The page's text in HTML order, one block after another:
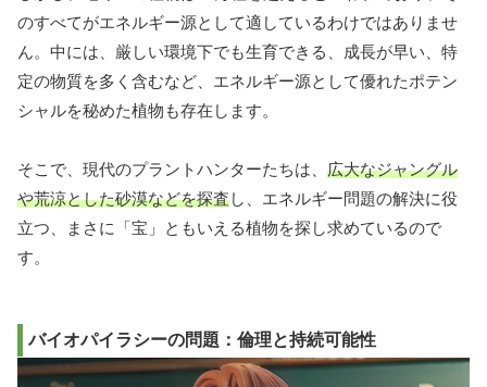
のすべてがエネルギー源として適しているわけではありませ
ん。中には、厳しい環境下でも生育できる、成長が早い、特
定の物質を多く含むなど、エネルギー源として優れたポテン
シャルを秘めた植物も存在します。
そこで、現代のプラントハンターたちは、 広大なジャングル
や荒涼とした砂漠などを探査し、エネルギー問題の解決に役
立つ、まさに「宝」ともいえる植物を探し求めているので
す。
バイオパイラシーの問題：倫理と持続可能性